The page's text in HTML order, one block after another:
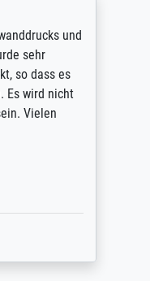
und
sehr
so dass es
Es wird nicht
Vielen